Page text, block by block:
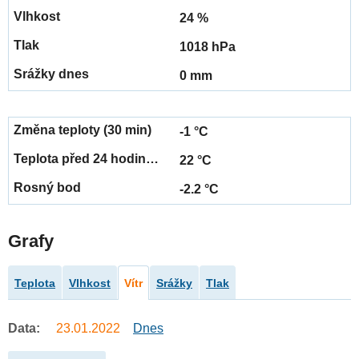
24 %
1018 hPa
0 mm
-1 °C
22 °C
-2.2 °C
Grafy
Teplota Vlhkost Vítr Srážky Tlak
Data: 23.01.2022 Dnes